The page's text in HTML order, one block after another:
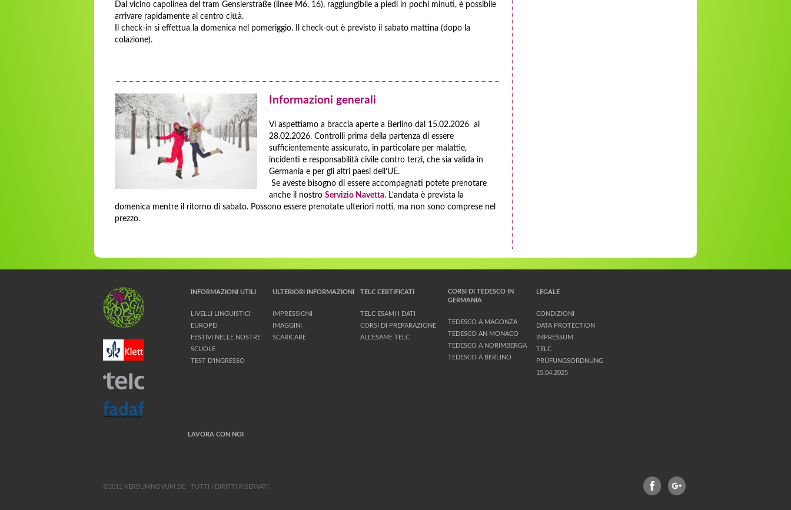
Dal vicino capolinea del tram Genslerstraße (linee M6, 16), raggiungibile a piedi in pochi minuti, è possibile
arrivare rapidamente al centro città.
Il check-in si effettua la domenica nel pomeriggio. Il check-out è previsto il sabato mattina (dopo la
colazione).
Informazioni generali
Vi aspettiamo a braccia aperte a Berlino dal 15.02.2026 al
28.02.2026. Controlli prima della partenza di essere
sufficientemente assicurato, in particolare per malattie,
incidenti e responsabilità civile contro terzi, che sia valida in
Germania e per gli altri paesi dell’UE.
Se aveste bisogno di essere accompagnati potete prenotare
anche il nostro Servizio Navetta. L’andata è prevista la
domenica mentre il ritorno di sabato. Possono essere prenotate ulteriori notti, ma non sono comprese nel
prezzo.
INFORMAZIONI UTILI
LIVELLI LINGUISTICI
EUROPEI
FESTIVI NELLE NOSTRE
SCUOLE
TEST D'INGRESSO
ULTERIORI INFORMAZIONI
IMPRESSIONI
IMAGGINI
SCARICARE
TELC CERTIFICATI
TELC ESAMI I DATI
CORSI DI PREPARAZIONE
ALL'ESAME TELC
CORSI DI TEDESCO IN
GERMANIA
TEDESCO A MAGONZA
TEDESCO AN MONACO
TEDESCO A NORIMBERGA
TEDESCO A BERLINO
LEGALE
CONDIZIONI
DATA PROTECTION
IMPRESSUM
TELC
PRÜFUNGSORDNUNG
15.04.2025
LAVORA CON NOI
FACEBOOKGPLUS
©2011 VERBUMNOVUM.DE
TUTTI I DIRITTI RISERVATI